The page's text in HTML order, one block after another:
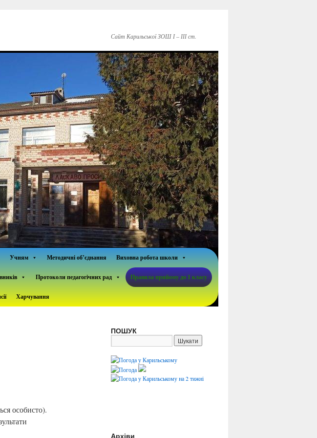
Сайт Карильської ЗОШ І – ІІІ ст.
Учням Методичні об’єднання Виховна робота школи
Протоколи педагогічних рад Правила прийому до 1 класу
Харчування
особисто).
ПОШУК
Архіви